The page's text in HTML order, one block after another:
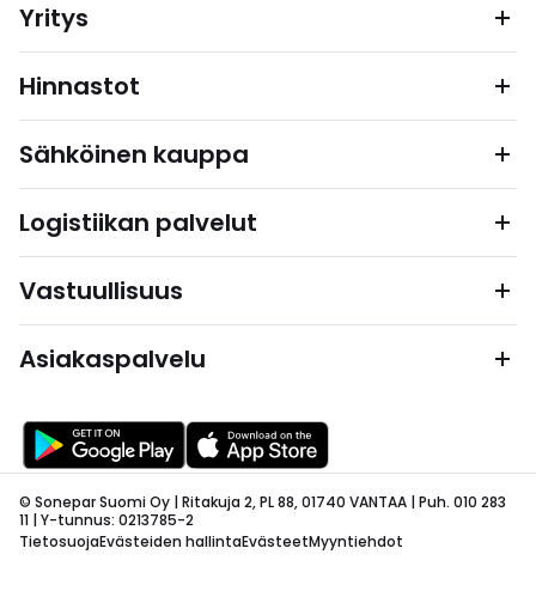
Yritys
Hinnastot
Sähköinen kauppa
Logistiikan palvelut
Vastuullisuus
Asiakaspalvelu
© Sonepar Suomi Oy | Ritakuja 2, PL 88, 01740 VANTAA | Puh. 010 283
11 | Y-tunnus: 0213785-2
TietosuojaEvästeiden hallintaEvästeetMyyntiehdot